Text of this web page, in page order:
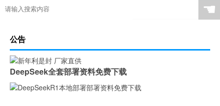
☚
公告
DeepSeek全套部署资料免费下载